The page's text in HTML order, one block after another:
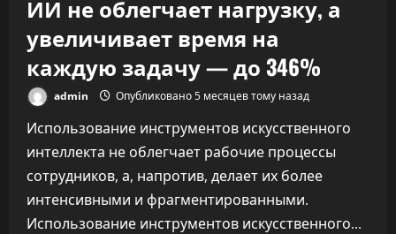
ИИ не облегчает нагрузку, а
увеличивает время на
каждую задачу — до 346%
admin Опубликовано 5 месяцев тому назад
Использование инструментов искусственного
интеллекта не облегчает рабочие процессы
сотрудников, а, напротив, делает их более
интенсивными и фрагментированными.
Использование инструментов искусственного...